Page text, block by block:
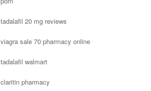
tadalafil 20 mg reviews
viagra sale 70 pharmacy online
tadalafil walmart
claritin pharmacy